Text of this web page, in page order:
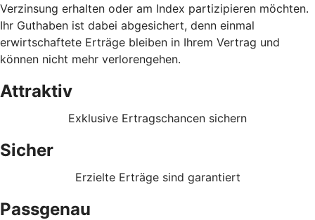
Verzinsung erhalten oder am Index partizipieren möchten.
Ihr Guthaben ist dabei abgesichert, denn einmal
erwirtschaftete Erträge bleiben in Ihrem Vertrag und
können nicht mehr verlorengehen.
Attraktiv
Exklusive Ertragschancen sichern
Sicher
Erzielte Erträge sind garantiert
Passgenau